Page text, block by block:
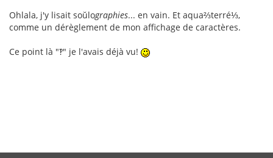
Ohlala, j'y lisait soŭlographies... en vain. Et aqua⅔terré⅓,
comme un dérèglement de mon affichage de caractères.
Ce point là "‽" je l'avais déjà vu!